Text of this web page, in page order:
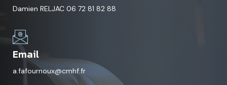
Damien RELJAC 06 72 81 82 88
Email
a.fafournoux@cmhf.fr